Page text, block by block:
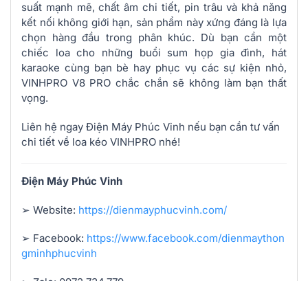
suất mạnh mẽ, chất âm chi tiết, pin trâu và khả năng
kết nối không giới hạn, sản phẩm này xứng đáng là lựa
chọn hàng đầu trong phân khúc. Dù bạn cần một
chiếc loa cho những buổi sum họp gia đình, hát
karaoke cùng bạn bè hay phục vụ các sự kiện nhỏ,
VINHPRO V8 PRO chắc chắn sẽ không làm bạn thất
vọng.
Liên hệ ngay Điện Máy Phúc Vinh nếu bạn cần tư vấn
chi tiết về loa kéo VINHPRO nhé!
Điện Máy Phúc Vinh
➢ Website: https://dienmayphucvinh.com/
➢ Facebook: https://www.facebook.com/dienmaython
gminhphucvinh